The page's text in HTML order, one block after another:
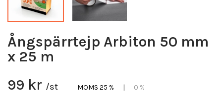
Ångspärrtejp Arbiton 50 mm
x 25 m
99 kr /st MOMS 25 % | 0 %